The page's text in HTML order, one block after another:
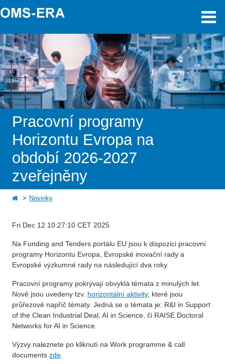
Pracovní programy
Horizontu Evropa na
období 2026-2027
zveřejněny
Novinky
Fri Dec 12 10:27:10 CET 2025
Na Funding and Tenders portálu EU jsou k dispozici pracovní
programy Horizontu Evropa, Evropské inovační rady a
Evropské výzkumné rady na následující dva roky.
Pracovní programy pokrývají obvyklá témata z minulých let.
Nově jsou uvedeny tzv. horizontální aktivity, které jsou
průřezové napříč tématy. Jedná se o témata je: R&I in Support
of the Clean Industrial Deal; AI in Science, či RAISE Doctoral
Networks for AI in Science.
Výzvy naleznete po kliknutí na Work programme & call
documents zde.